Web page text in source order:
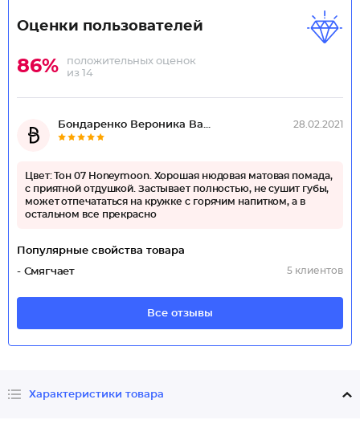
Оценки пользователей
86%
положительных оценок
из 14
Бондаренко Вероника Ва... 28.02.2021
Цвет: Тон 07 Honeymoon. Хорошая нюдовая матовая помада,
с приятной отдушкой. Застывает полностью, не сушит губы,
может отпечататься на кружке с горячим напитком, а в
остальном все прекрасно
Популярные свойства товара
- Смягчает
5 клиентов
Все отзывы
Характеристики товара